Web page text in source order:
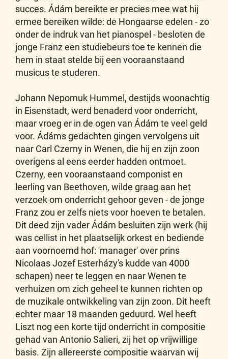
succes. Ádám bereikte er precies mee wat hij
ermee bereiken wilde: de Hongaarse edelen - zo
onder de indruk van het pianospel - besloten de
jonge Franz een studiebeurs toe te kennen die
hem in staat stelde bij een vooraanstaand
musicus te studeren.
Johann Nepomuk Hummel, destijds woonachtig
in Eisenstadt, werd benaderd voor onderricht,
maar vroeg er in de ogen van Ádám te veel geld
voor. Ádáms gedachten gingen vervolgens uit
naar Carl Czerny in Wenen, die hij en zijn zoon
overigens al eens eerder hadden ontmoet.
Czerny, een vooraanstaand componist en
leerling van Beethoven, wilde graag aan het
verzoek om onderricht gehoor geven - de jonge
Franz zou er zelfs niets voor hoeven te betalen.
Dit deed zijn vader Ádám besluiten zijn werk (hij
was cellist in het plaatselijk orkest en bediende
aan voornoemd hof: 'manager' over prins
Nicolaas Jozef Esterházy's kudde van 4000
schapen) neer te leggen en naar Wenen te
verhuizen om zich geheel te kunnen richten op
de muzikale ontwikkeling van zijn zoon. Dit heeft
echter maar 18 maanden geduurd. Wel heeft
Liszt nog een korte tijd onderricht in compositie
gehad van Antonio Salieri, zij het op vrijwillige
basis. Zijn allereerste compositie waarvan wij